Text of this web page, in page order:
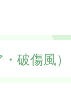
破傷風）